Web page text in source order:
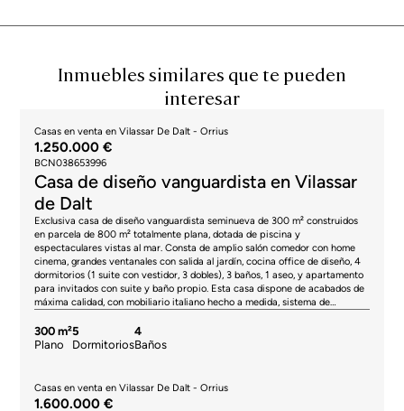
Inmuebles similares que te pueden
interesar
Casas en venta en Vilassar De Dalt - Orrius
1.250.000 €
BCN038653996
Casa de diseño vanguardista en Vilassar
de Dalt
Exclusiva casa de diseño vanguardista seminueva de 300 m² construidos
en parcela de 800 m² totalmente plana, dotada de piscina y
espectaculares vistas al mar. Consta de amplio salón comedor con home
cinema, grandes ventanales con salida al jardín, cocina office de diseño, 4
dormitorios (1 suite con vestidor, 3 dobles), 3 baños, 1 aseo, y apartamento
para invitados con suite y baño propio. Esta casa dispone de acabados de
máxima calidad, con mobiliario italiano hecho a medida, sistema de
exterior. * El precio indicado no incluye impuestos ni gastos de
compraventa. En el caso de viviendas de segunda mano en Cataluña, se
inmueble y de las circunstancias del adquirente, de acuerdo con la
normativa vigente. A título informativo, los tramos generales aplicables son
300 m²
Plano
5
Dormitorios
4
Baños
Casas en venta en Vilassar De Dalt - Orrius
1.600.000 €